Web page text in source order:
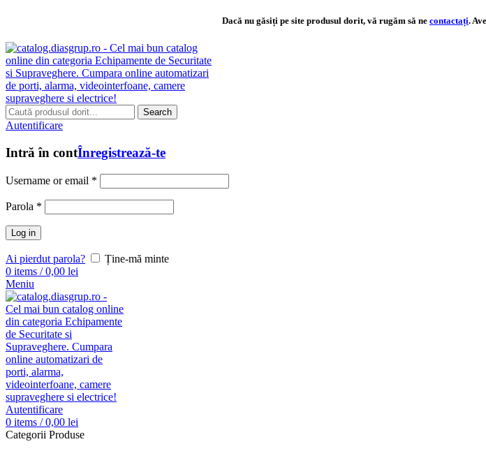
Dacă nu găsiți pe site produsul dorit, vă rugăm să ne contactați.
Search
Autentificare
Intră în contÎnregistrează-te
Username or email *
Parola *
Log in
Ai pierdut parola?
Ține-mă minte
0 items / 0,00 lei
Meniu
Autentificare
0 items / 0,00 lei
Categorii Produse